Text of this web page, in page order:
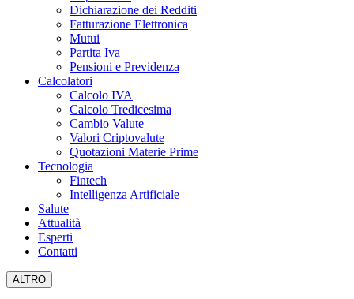
Dichiarazione dei Redditi
Fatturazione Elettronica
Mutui
Partita Iva
Pensioni e Previdenza
Calcolatori
Calcolo IVA
Calcolo Tredicesima
Cambio Valute
Valori Criptovalute
Quotazioni Materie Prime
Tecnologia
Fintech
Intelligenza Artificiale
Salute
Attualità
Esperti
Contatti
ALTRO